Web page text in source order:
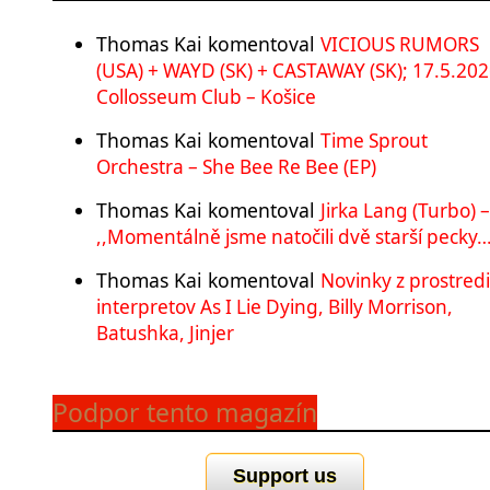
Thomas Kai komentoval VICIOUS RUMORS
(USA) + WAYD (SK) + CASTAWAY (SK);
Collosseum Club – Košice
Thomas Kai komentoval Time Sprout
Orchestra – She Bee Re Bee (EP)
Thomas Kai komentoval Jirka Lang (Turbo) –
,,Momentálně jsme natočili dvě starší
Thomas Kai komentoval Novinky z
interpretov As I Lie Dying, Billy Morrison,
Batushka, Jinjer
Podpor tento magazín
Support us